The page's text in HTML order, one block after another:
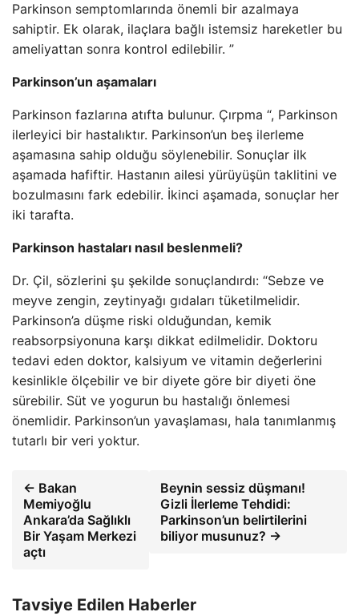
Parkinson semptomlarında önemli bir azalmaya
sahiptir. Ek olarak, ilaçlara bağlı istemsiz hareketler bu
ameliyattan sonra kontrol edilebilir. ”
Parkinson’un aşamaları
Parkinson fazlarına atıfta bulunur. Çırpma “, Parkinson
ilerleyici bir hastalıktır. Parkinson’un beş ilerleme
aşamasına sahip olduğu söylenebilir. Sonuçlar ilk
aşamada hafiftir. Hastanın ailesi yürüyüşün taklitini ve
bozulmasını fark edebilir. İkinci aşamada, sonuçlar her
iki tarafta.
Parkinson hastaları nasıl beslenmeli?
Dr. Çil, sözlerini şu şekilde sonuçlandırdı: “Sebze ve
meyve zengin, zeytinyağı gıdaları tüketilmelidir.
Parkinson’a düşme riski olduğundan, kemik
reabsorpsiyonuna karşı dikkat edilmelidir. Doktoru
tedavi eden doktor, kalsiyum ve vitamin değerlerini
kesinlikle ölçebilir ve bir diyete göre bir diyeti öne
sürebilir. Süt ve yogurun bu hastalığı önlemesi
önemlidir. Parkinson’un yavaşlaması, hala tanımlanmış
tutarlı bir veri yoktur.
← Bakan
Memiyoğlu
Ankara’da Sağlıklı
Bir Yaşam Merkezi
açtı
Beynin sessiz düşmanı!
Gizli İlerleme Tehdidi:
Parkinson’un belirtilerini
biliyor musunuz? →
Tavsiye Edilen Haberler